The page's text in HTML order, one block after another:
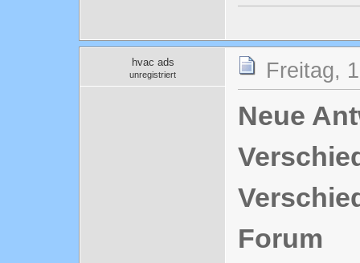
hvac ads
unregistriert Freitag,
Neue
Forum